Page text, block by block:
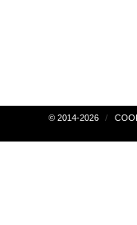
© 2014-2026